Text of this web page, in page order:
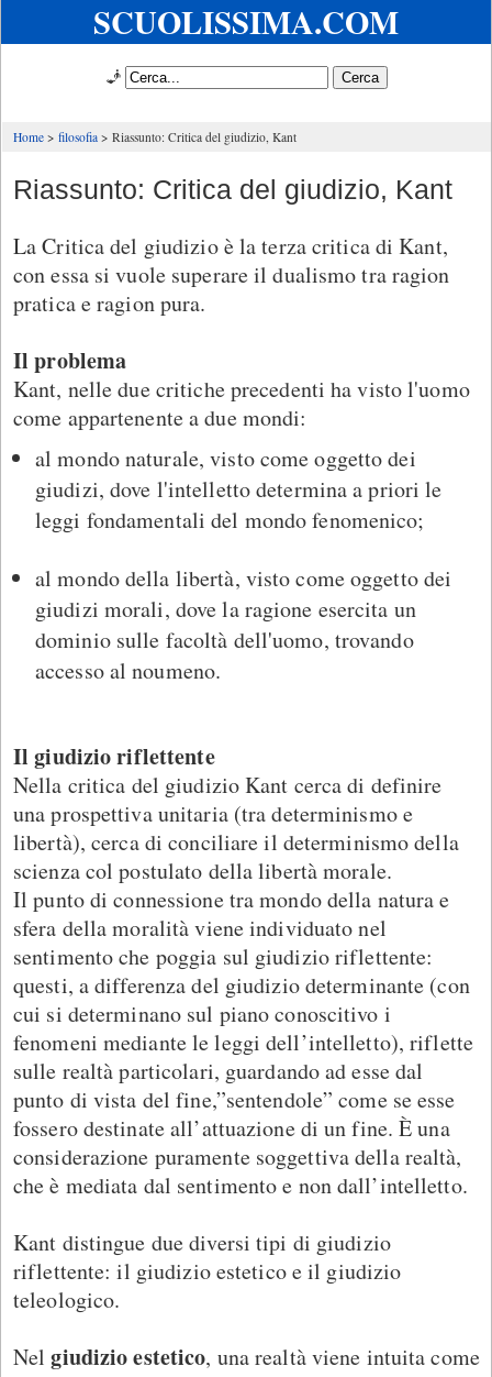
SCUOLISSIMA.COM
🧞
Home filosofia Riassunto: Critica del giudizio, Kant
Riassunto: Critica del giudizio, Kant
La Critica del giudizio è la terza critica di Kant,
con essa si vuole superare il dualismo tra ragion
pratica e ragion pura.
Il problema
Kant, nelle due critiche precedenti ha visto l'uomo
come appartenente a due mondi:
al mondo naturale, visto come oggetto dei
giudizi, dove l'intelletto determina a priori le
leggi fondamentali del mondo fenomenico;
al mondo della libertà, visto come oggetto dei
giudizi morali, dove la ragione esercita un
dominio sulle facoltà dell'uomo, trovando
accesso al noumeno.
Il giudizio riflettente
Nella critica del giudizio Kant cerca di definire
una prospettiva unitaria (tra determinismo e
libertà), cerca di conciliare il determinismo della
scienza col postulato della libertà morale.
Il punto di connessione tra mondo della natura e
sfera della moralità viene individuato nel
sentimento che poggia sul giudizio riflettente:
questi, a differenza del giudizio determinante (con
cui si determinano sul piano conoscitivo i
fenomeni mediante le leggi dell’intelletto), riflette
sulle realtà particolari, guardando ad esse dal
punto di vista del fine,”sentendole” come se esse
fossero destinate all’attuazione di un fine. È una
considerazione puramente soggettiva della realtà,
che è mediata dal sentimento e non dall’intelletto.
Kant distingue due diversi tipi di giudizio
riflettente: il giudizio estetico e il giudizio
teleologico.
Nel giudizio estetico, una realtà viene intuita come